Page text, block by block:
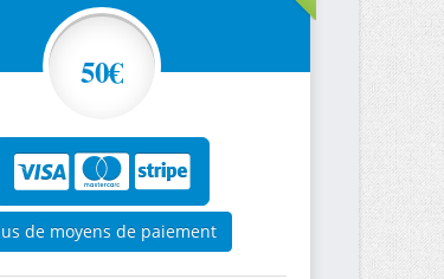
50€
de moyens de paiement